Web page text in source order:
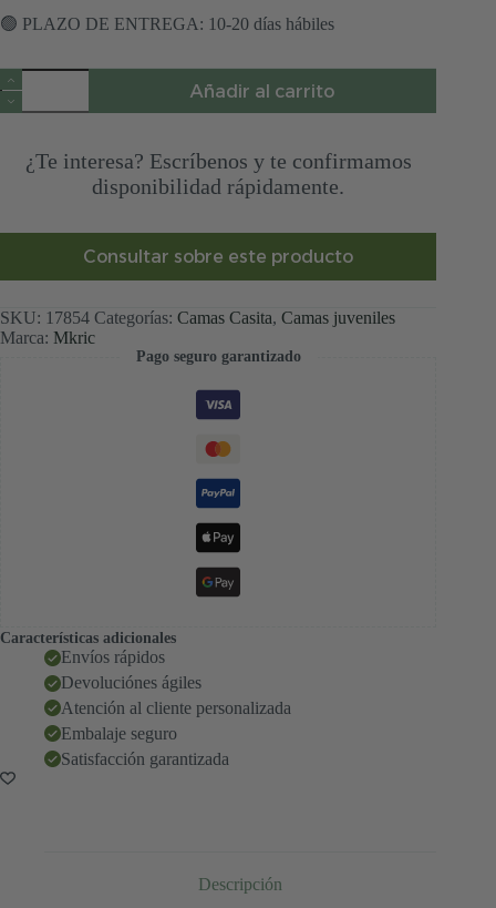
🟢 PLAZO DE ENTREGA: 10-20 días hábiles
Cama
casita
infantil
cantidad
Añadir al carrito
¿Te interesa? Escríbenos y te confirmamos
disponibilidad rápidamente.
Consultar sobre este producto
SKU: 17854 Categorías: Camas Casita, Camas juveniles
Marca: Mkric
Pago seguro garantizado
Características adicionales
Envíos rápidos
Devoluciónes ágiles
Atención al cliente personalizada
Embalaje seguro
Satisfacción garantizada
Descripción